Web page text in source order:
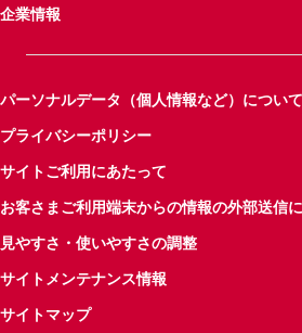
企業情報
パーソナルデータ（個人情報など）について
プライバシーポリシー
サイトご利用にあたって
お客さまご利用端末からの情報の外部送信
見やすさ・使いやすさの調整
サイトメンテナンス情報
サイトマップ